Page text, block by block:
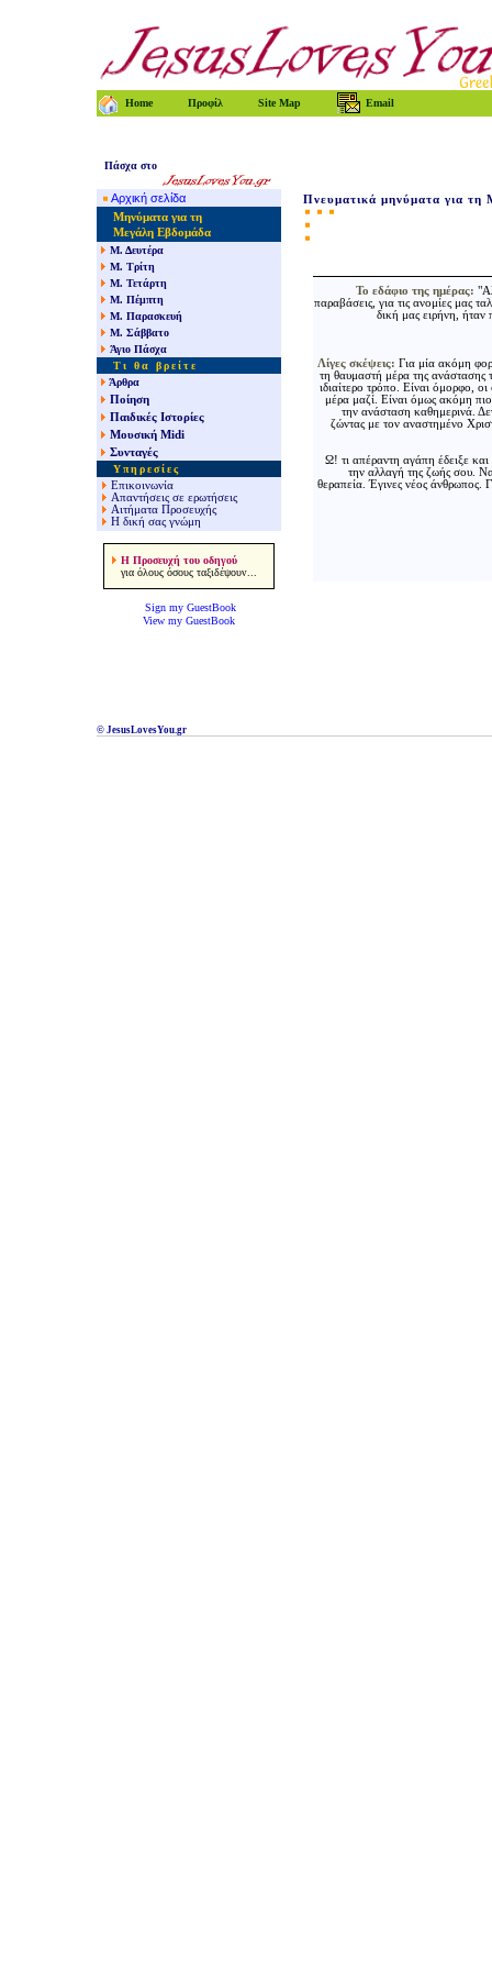
Home Προφίλ Site Map Email
Πάσχαστο
Αρχική σελίδα
Μηνύματα για τη
Μεγάλη Εβδομάδα
Μ. Δευτέρα
Μ. Τρίτη
Μ. Τετάρτη
Μ. Πέμπτη
Μ. Παρασκευή
Μ. Σάββατο
Άγιο Πάσχα
Τι θα βρείτε
Άρθρα
Ποίηση
Παιδικές Ιστορίες
Μουσική Midi
Συνταγές
Υπηρεσίες
Επικοινωνία
Απαντήσεις σε ερωτήσεις
Αιτήματα Προσευχής
Η δική σας γνώμη
Η Προσευχή του οδηγού
για όλους όσους ταξιδέψουν...
Sign my GuestBook
View my GuestBook
Πνευματικά μηνύματα για τη
Το εδάφιο της ημέρας: "
παραβάσεις, για τις ανομίες μας
δική μας ειρήνη, ήταν
Λίγες σκέψεις: Για μία ακόμη
τη θαυμαστή μέρα της ανάστασης
ιδιαίτερο τρόπο. Είναι όμορφο,
μέρα μαζί. Είναι όμως ακόμη
την ανάσταση καθημερινά.
ζώντας με τον αναστημένο
Ω! τι απέραντη αγάπη έδειξε και
την αλλαγή της ζωής σου.
θεραπεία. Έγινες νέος άνθρωπος.
© JesusLovesYou.gr